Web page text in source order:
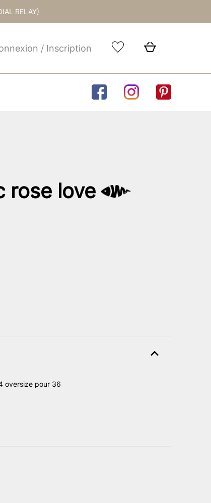
RELAY)
/ Inscription
rose love
oversize pour 36